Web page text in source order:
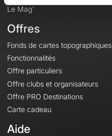
Le Mag'
Offres
Fonds de cartes topographiques
Fonctionnalités
Offre particuliers
Offre clubs et organisateurs
Offre PRO Destinations
Carte cadeau
Aide